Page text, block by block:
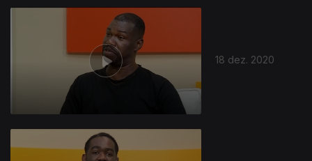
18 dez. 2020